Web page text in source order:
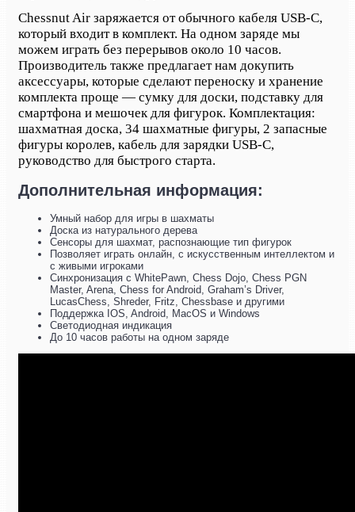
Chessnut Air заряжается от обычного кабеля USB-C,
который входит в комплект. На одном заряде мы
можем играть без перерывов около 10 часов.
Производитель также предлагает нам докупить
аксессуары, которые сделают переноску и хранение
комплекта проще — сумку для доски, подставку для
смартфона и мешочек для фигурок. Комплектация:
шахматная доска, 34 шахматные фигуры, 2 запасные
фигуры королев, кабель для зарядки USB-C,
руководство для быстрого старта.
Дополнительная информация:
Умный набор для игры в шахматы
Доска из натурального дерева
Сенсоры для шахмат, распознающие тип фигурок
Позволяет играть онлайн, с искусственным интеллектом и
с живыми игроками
Синхронизация с WhitePawn, Chess Dojo, Chess PGN
Master, Arena, Chess for Android, Graham’s Driver,
LucasChess, Shreder, Fritz, Chessbase и другими
Поддержка IOS, Android, MacOS и Windows
Светодиодная индикация
До 10 часов работы на одном заряде